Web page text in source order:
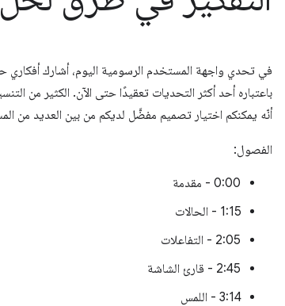
في تحدي واجهة المستخدم الرسومية اليوم، أشارك أفكاري
باعتباره أحد أكثر التحديات تعقيدًا حتى الآن. الكثير من
أنّه يمكنكم اختيار تصميم مفضَّل لديكم من بين العديد من
الفصول:
0:00 - مقدمة
1:15 - الحالات
2:05 - التفاعلات
2:45 - قارئ الشاشة
3:14 - اللمس